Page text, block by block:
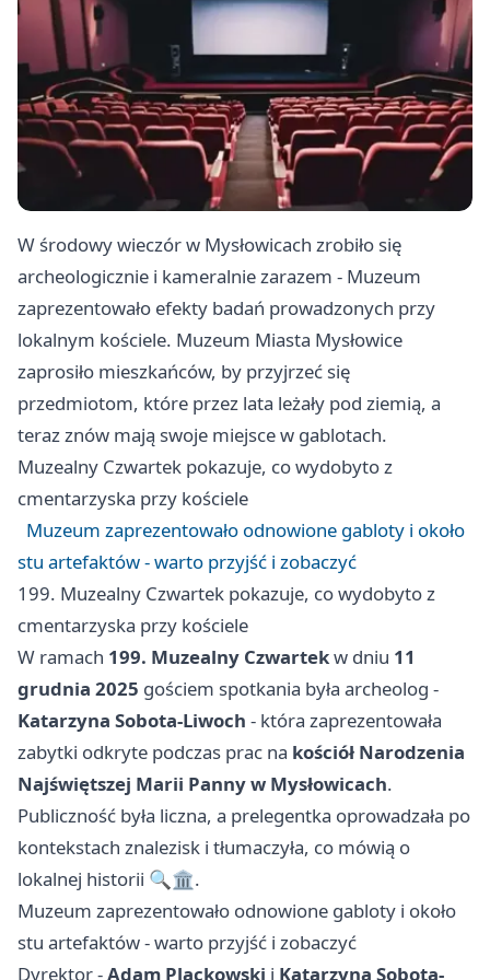
W środowy wieczór w Mysłowicach zrobiło się
archeologicznie i kameralnie zarazem - Muzeum
zaprezentowało efekty badań prowadzonych przy
lokalnym kościele. Muzeum Miasta Mysłowice
zaprosiło mieszkańców, by przyjrzeć się
przedmiotom, które przez lata leżały pod ziemią, a
teraz znów mają swoje miejsce w gablotach.
Muzealny Czwartek pokazuje, co wydobyto z
cmentarzyska przy kościele
Muzeum zaprezentowało odnowione gabloty i około
stu artefaktów - warto przyjść i zobaczyć
199. Muzealny Czwartek pokazuje, co wydobyto z
cmentarzyska przy kościele
W ramach 199. Muzealny Czwartekw dniu 11
grudnia 2025 gościem spotkania była archeolog -
Katarzyna Sobota-Liwoch - która zaprezentowała
zabytki odkryte podczas prac na kościół Narodzenia
Najświętszej Marii Panny w Mysłowicach.
Publiczność była liczna, a prelegentka oprowadzała po
kontekstach znalezisk i tłumaczyła, co mówią o
lokalnej historii 🔍🏛️.
Muzeum zaprezentowało odnowione gabloty i około
stu artefaktów - warto przyjść i zobaczyć
Dyrektor -Adam Plackowski i Katarzyna Sobota-